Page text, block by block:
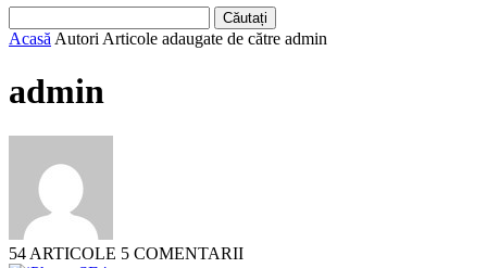
Acasă Autori Articole adaugate de către admin
admin
54 ARTICOLE 5 COMENTARII